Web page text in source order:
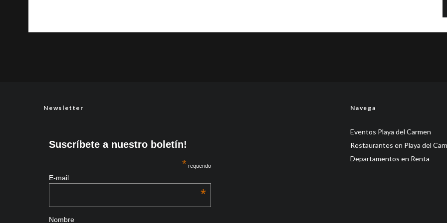
Newsletter
Suscríbete a nuestro boletín!
* requerido
E-mail
*
Nombre
Navega
Eventos Playa del Carmen
Restaurantes en Playa del
Departamentos en Renta